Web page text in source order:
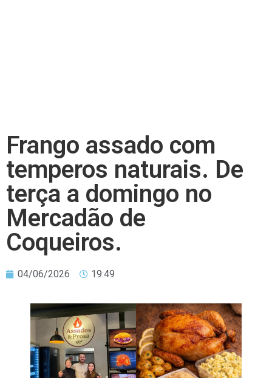
Frango assado com
temperos naturais. De
terça a domingo no
Mercadão de
Coqueiros.
04/06/2026 19:49